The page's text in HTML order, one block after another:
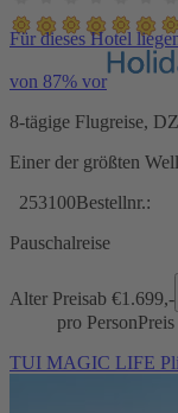
Für dieses Hotel
von 87% vor
8-tägige Flugreise,
Einer der größten
253100Bestellnr.:
Pauschalreise
Alter Preisab €1.699,-
pro Person
TUI MAGIC LIFE